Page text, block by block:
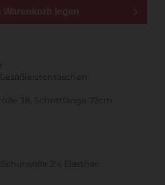
Warenkorb legen
38, Schrittlänge 72cm
2% Elasthan